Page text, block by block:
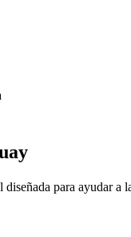
para ayudar